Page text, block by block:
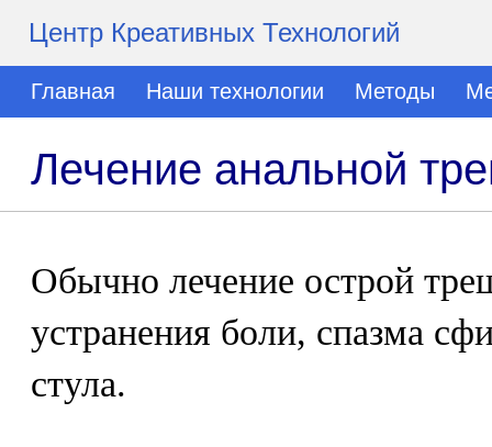
Центр Креативных Технологий
Главная Наши технологии Методы
Лечение анальной
Обычно лечение острой
устранения боли, спазма
стула.